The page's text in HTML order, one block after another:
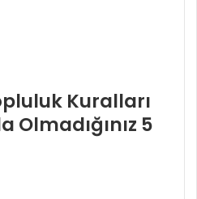
Kuralları
Olmadığınız 5